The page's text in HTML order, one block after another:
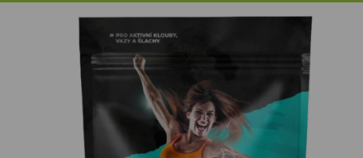
Contipro Geloren Active mango 3 x 410 g